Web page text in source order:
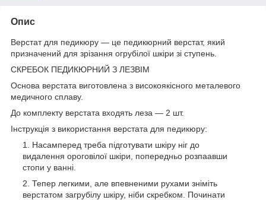
Опис
Верстат для педикюру — це педикюрний верстат, який
призначений для зрізання огрубілої шкіри зі ступень.
СКРЕБОК ПЕДИКЮРНИЙ З ЛЕЗВІМ
Основа верстата виготовлена з високоякісного металевого
медичного сплаву.
До комплекту верстата входять леза — 2 шт.
Інструкція з використання верстата для педикюру:
Насамперед треба підготувати шкіру ніг до
видалення ороговілої шкіри, попередньо розпаавши
стопи у ванні.
Тепер легкими, але впевненими рухами зніміть
верстатом загрубілу шкіру, ніби скребком. Починати